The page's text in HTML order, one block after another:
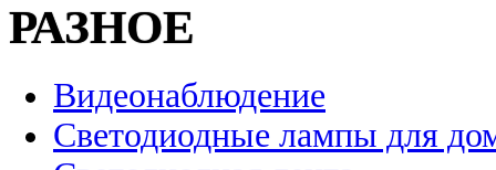
РАЗНОЕ
Видеонаблюдение
Светодиодные лампы для